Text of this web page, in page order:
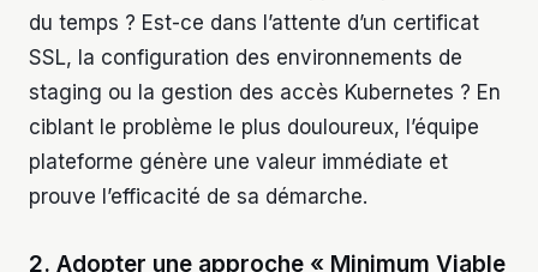
du temps ? Est-ce dans l’attente d’un certificat
SSL, la configuration des environnements de
staging ou la gestion des accès Kubernetes ? En
ciblant le problème le plus douloureux, l’équipe
plateforme génère une valeur immédiate et
prouve l’efficacité de sa démarche.
2. Adopter une approche « Minimum Viable